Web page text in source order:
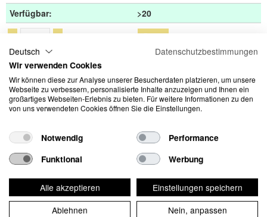
Verfügbar: >20
Weitere Informationen
Technische Zeichnung
Accessoir
MTS Allzweckreiniger PLUS, 5 Liter
Deutsch
Datenschutzbestimmungen
Wir verwenden Cookies
Wir können diese zur Analyse unserer Besucherdaten platzieren, um unsere
Webseite zu verbessern, personalisierte Inhalte anzuzeigen und Ihnen ein
großartiges Webseiten-Erlebnis zu bieten. Für weitere Informationen zu den
von uns verwendeten Cookies öffnen Sie die Einstellungen.
Notwendig
Performance
Funktional
Werbung
Alle akzeptieren
Einstellungen speichern
Ablehnen
Nein, anpassen